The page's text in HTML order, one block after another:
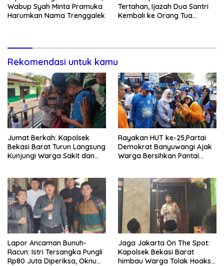
Wabup Syah Minta Pramuka
Harumkan Nama Trenggalek
Tertahan, Ijazah Dua Santri
Kembali ke Orang Tua
Rekomendasi untuk kamu
Jumat Berkah: Kapolsek
Bekasi Barat Turun Langsung
Kunjungi Warga Sakit dan
Rayakan HUT ke-25,Partai
Demokrat Banyuwangi Ajak
Warga Bersihkan Pantai
Lapor Ancaman Bunuh-
Racun: Istri Tersangka Pungli
Rp80 Juta Diperiksa, Oknum
Jaga Jakarta On The Spot:
Kapolsek Bekasi Barat
himbau Warga Tolak Hoaks